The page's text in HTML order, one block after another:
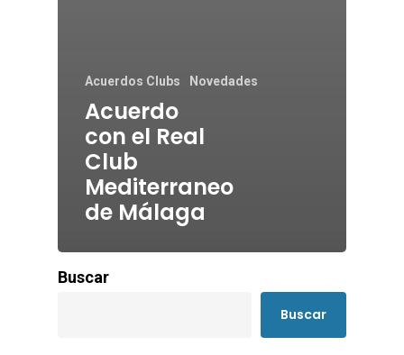
Acuerdos Clubs Novedades
Acuerdo
con el Real
Club
Mediterraneo
de Málaga
Buscar
Buscar